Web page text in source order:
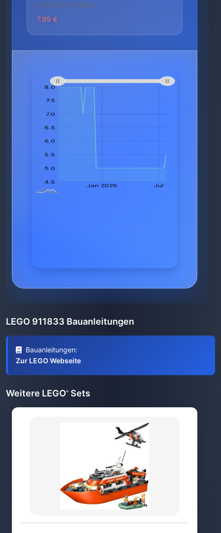
HÖCHSTER PREIS
7.99 €
LEGO 911833 Bauanleitungen
Bauanleitungen:
Zur LEGO Webseite
Weitere LEGO® Sets